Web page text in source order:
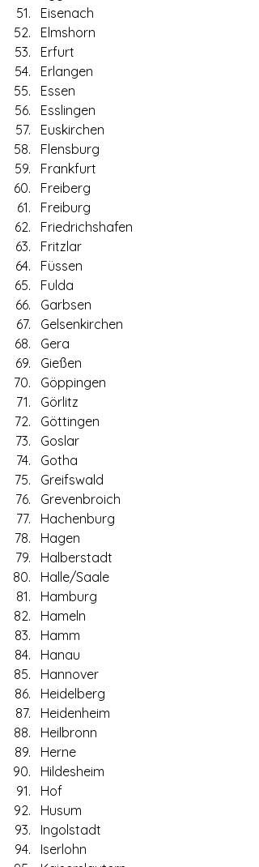
Eisenach
Elmshorn
Erfurt
Erlangen
Essen
Esslingen
Euskirchen
Flensburg
Frankfurt
Freiberg
Freiburg
Friedrichshafen
Fritzlar
Füssen
Fulda
Garbsen
Gelsenkirchen
Gera
Gießen
Göppingen
Görlitz
Göttingen
Goslar
Gotha
Greifswald
Grevenbroich
Hachenburg
Hagen
Halberstadt
Halle/Saale
Hamburg
Hameln
Hamm
Hanau
Hannover
Heidelberg
Heidenheim
Heilbronn
Herne
Hildesheim
Hof
Husum
Ingolstadt
Iserlohn